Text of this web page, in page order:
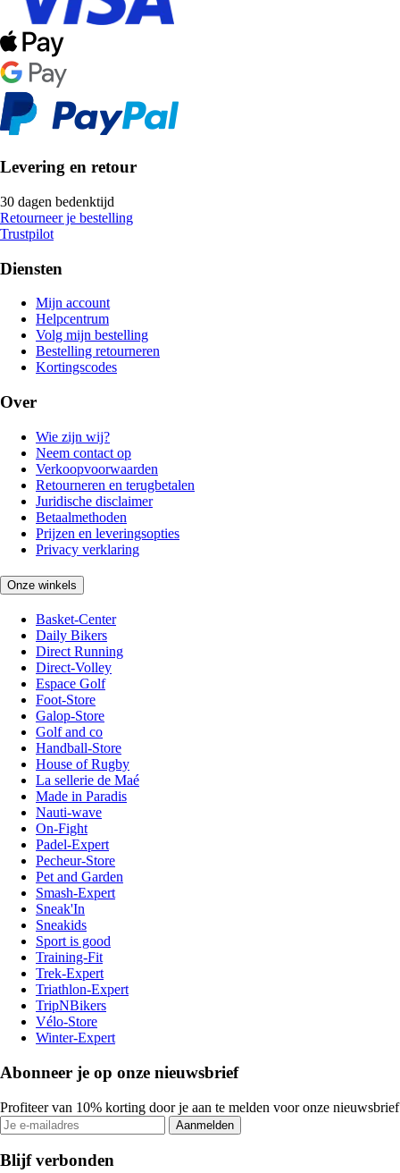
Levering en retour
30 dagen bedenktijd
Retourneer je bestelling
Trustpilot
Diensten
Mijn account
Helpcentrum
Volg mijn bestelling
Bestelling retourneren
Kortingscodes
Over
Wie zijn wij?
Neem contact op
Verkoopvoorwaarden
Retourneren en terugbetalen
Juridische disclaimer
Betaalmethoden
Prijzen en leveringsopties
Privacy verklaring
Onze winkels
Basket-Center
Daily Bikers
Direct Running
Direct-Volley
Espace Golf
Foot-Store
Galop-Store
Golf and co
Handball-Store
House of Rugby
La sellerie de Maé
Made in Paradis
Nauti-wave
On-Fight
Padel-Expert
Pecheur-Store
Pet and Garden
Smash-Expert
Sneak'In
Sneakids
Sport is good
Training-Fit
Trek-Expert
Triathlon-Expert
TripNBikers
Vélo-Store
Winter-Expert
Abonneer je op onze nieuwsbrief
Profiteer van 10% korting door je aan te melden voor onze nieuwsbrief
Aanmelden
Blijf verbonden